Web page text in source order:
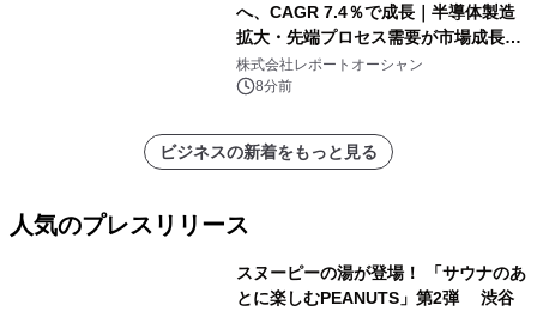
へ、CAGR 7.4％で成長｜半導体製造
拡大・先端プロセス需要が市場成長を
加速
株式会社レポートオーシャン
8分前
ビジネスの新着をもっと見る
人気のプレスリリース
スヌーピーの湯が登場！ 「サウナのあ
とに楽しむPEANUTS」第2弾 渋谷